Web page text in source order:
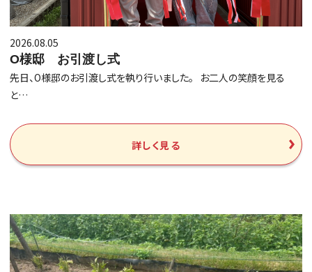
2026.08.05
O様邸 お引渡し式
先日、O様邸のお引渡し式を執り行いました。 お二人の笑顔を見る
と…
詳しく見る